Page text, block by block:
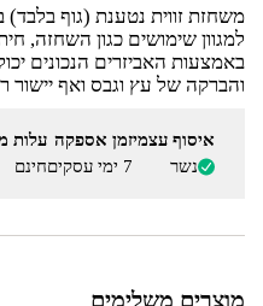
למגוון שימושים כגון השחזה,
באמצעות האביזרים הנכונים
והברקה של עץ וגבס ואף יישור
איסוף עצמי
נשר
זמן אספקה
7 ימי עסקים
עלות
חינם
מוצרים משלימים